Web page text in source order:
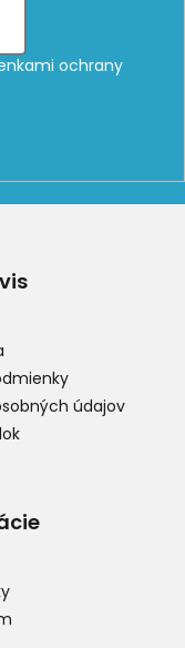
ochrany
údajov